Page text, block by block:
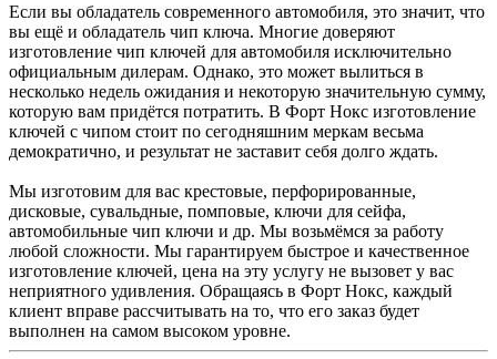
Если вы обладатель современного автомобиля, это значит, что
вы ещё и обладатель чип ключа. Многие доверяют
изготовление чип ключей для автомобиля исключительно
официальным дилерам. Однако, это может вылиться в
несколько недель ожидания и некоторую значительную сумму,
которую вам придётся потратить. В Форт Нокс изготовление
ключей с чипом стоит по сегодняшним меркам весьма
демократично, и результат не заставит себя долго ждать.
Мы изготовим для вас крестовые, перфорированные,
дисковые, сувальдные, помповые, ключи для сейфа,
автомобильные чип ключи и др. Мы возьмёмся за работу
любой сложности. Мы гарантируем быстрое и качественное
изготовление ключей, цена на эту услугу не вызовет у вас
неприятного удивления. Обращаясь в Форт Нокс, каждый
клиент вправе рассчитывать на то, что его заказ будет
выполнен на самом высоком уровне.